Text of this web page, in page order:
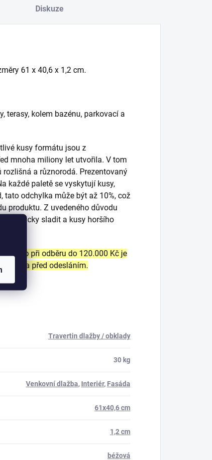
Diskuze
61 x 40,6 x 1,2 cm.
terasy, kolem bazénu, parkovací a
kusy formátu jsou z
mnoha miliony let utvořila. V tom
a různorodá. Prezentovaný
každé paletě se vyskytují kusy,
tato odchylka může být až 10%, což
produktu. Z uvedeného důvodu
opticky sladit a kusy horšího
při odběru do 120.000 Kč je
před odesláním.
Travertin dlažby / obklady
30 kg
Venkovní dlažba, Interiér, Fasáda
61x40,6 cm
1,2 cm
béžová